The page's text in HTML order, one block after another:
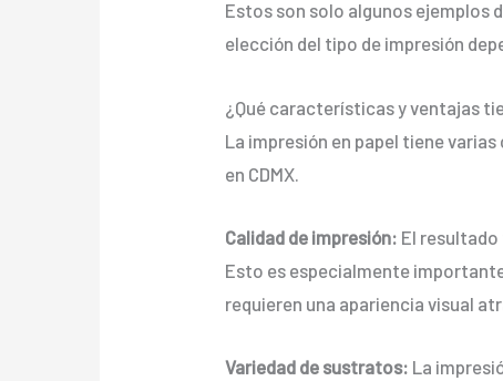
Estos son solo algunos ejemplos
elección del tipo de impresión
¿Qué características y ventajas
La impresión en papel tiene
en CDMX.
Calidad de impresión: El resultado
Esto es especialmente
requieren una apariencia visual
Variedad de sustratos: La